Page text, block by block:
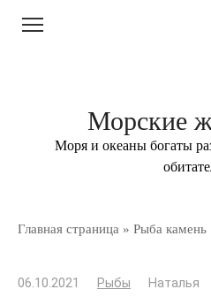
Морские
Моря и океаны богаты
Главная страница » Рыба камень
06.10.2021 Рыбы Наталья